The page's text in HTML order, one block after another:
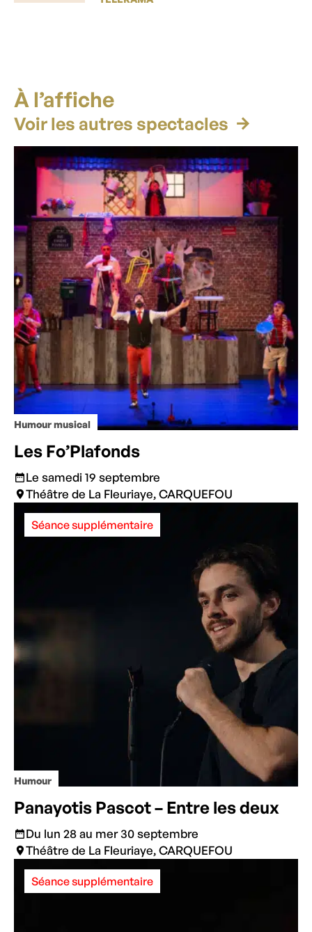
À l’affiche
Voir les autres spectacles
Humour musical
Les Fo’Plafonds
Le samedi 19 septembre
Théâtre de La Fleuriaye, CARQUEFOU
Humour
Séance supplémentaire
Panayotis Pascot – Entre les deux
Du lun 28 au mer 30 septembre
Théâtre de La Fleuriaye, CARQUEFOU
Séance supplémentaire